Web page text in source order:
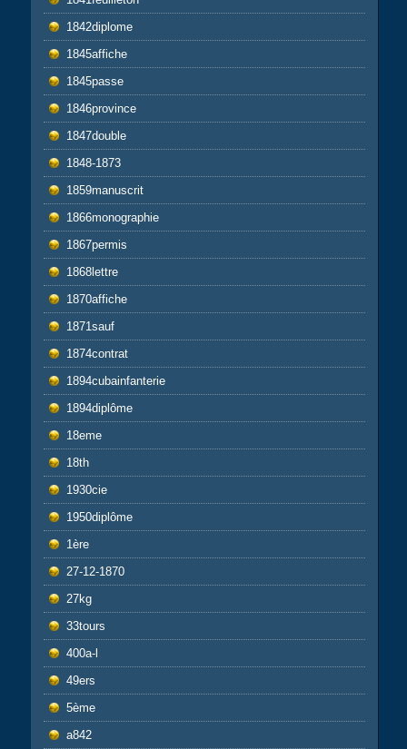
1842diplome
1845affiche
1845passe
1846province
1847double
1848-1873
1859manuscrit
1866monographie
1867permis
1868lettre
1870affiche
1871sauf
1874contrat
1894cubainfanterie
1894diplôme
18eme
18th
1930cie
1950diplôme
1ère
27-12-1870
27kg
33tours
400a-l
49ers
5ème
a842